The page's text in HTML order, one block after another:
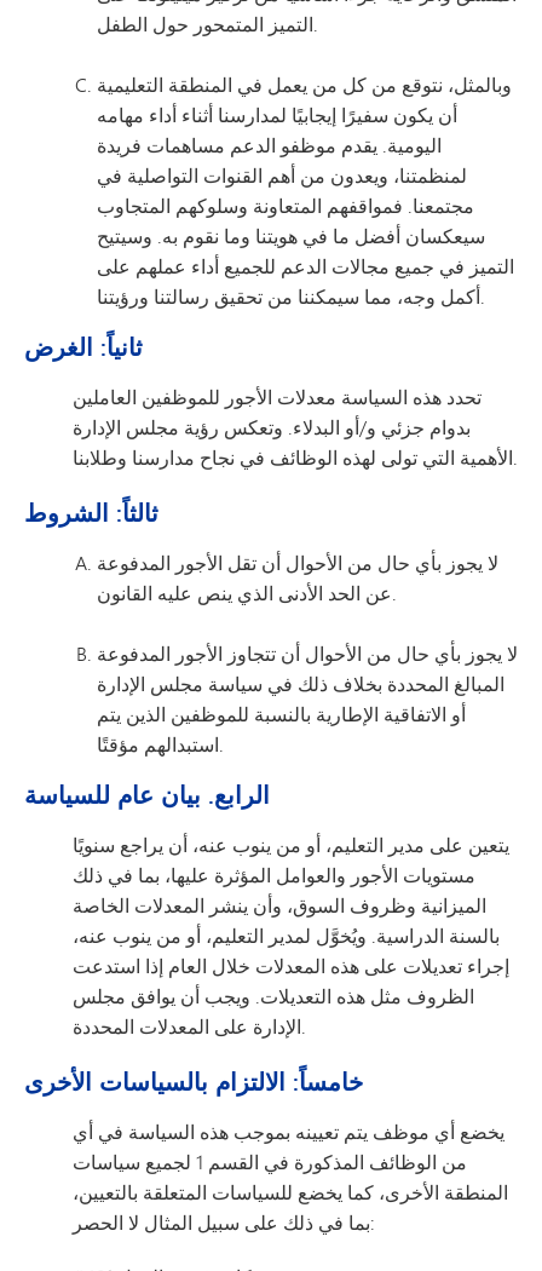
التميز المتمحور حول الطفل.
وبالمثل، نتوقع من كل من يعمل في المنطقة التعليمية
أن يكون سفيرًا إيجابيًا لمدارسنا أثناء أداء مهامه
اليومية. يقدم موظفو الدعم مساهمات فريدة
لمنظمتنا، ويعدون من أهم القنوات التواصلية في
مجتمعنا. فمواقفهم المتعاونة وسلوكهم المتجاوب
سيعكسان أفضل ما في هويتنا وما نقوم به. وسيتيح
التميز في جميع مجالات الدعم للجميع أداء عملهم على
أكمل وجه، مما سيمكننا من تحقيق رسالتنا ورؤيتنا.
ثانياً: الغرض
تحدد هذه السياسة معدلات الأجور للموظفين العاملين
بدوام جزئي و/أو البدلاء. وتعكس رؤية مجلس الإدارة
الأهمية التي تولى لهذه الوظائف في نجاح مدارسنا وطلابنا.
ثالثاً: الشروط
لا يجوز بأي حال من الأحوال أن تقل الأجور المدفوعة
عن الحد الأدنى الذي ينص عليه القانون.
لا يجوز بأي حال من الأحوال أن تتجاوز الأجور المدفوعة
المبالغ المحددة بخلاف ذلك في سياسة مجلس الإدارة
أو الاتفاقية الإطارية بالنسبة للموظفين الذين يتم
استبدالهم مؤقتًا.
الرابع. بيان عام للسياسة
يتعين على مدير التعليم، أو من ينوب عنه، أن يراجع سنويًا
مستويات الأجور والعوامل المؤثرة عليها، بما في ذلك
الميزانية وظروف السوق، وأن ينشر المعدلات الخاصة
بالسنة الدراسية. ويُخوَّل لمدير التعليم، أو من ينوب عنه،
إجراء تعديلات على هذه المعدلات خلال العام إذا استدعت
الظروف مثل هذه التعديلات. ويجب أن يوافق مجلس
الإدارة على المعدلات المحددة.
خامساً: الالتزام بالسياسات الأخرى
يخضع أي موظف يتم تعيينه بموجب هذه السياسة في أي
من الوظائف المذكورة في القسم 1 لجميع سياسات
المنطقة الأخرى، كما يخضع للسياسات المتعلقة بالتعيين،
بما في ذلك على سبيل المثال لا الحصر: